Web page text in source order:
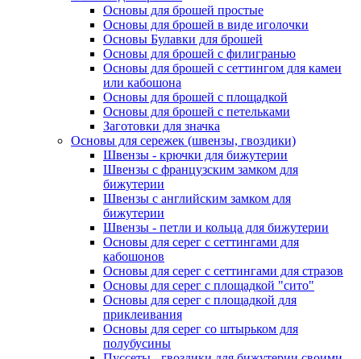
Основы для брошей простые
Основы для брошей в виде иголочки
Основы Булавки для брошей
Основы для брошей с филигранью
Основы для брошей с сеттингом для камеи
или кабошона
Основы для брошей с площадкой
Основы для брошей с петельками
Заготовки для значка
Основы для сережек (швензы, гвоздики)
Швензы - крючки для бижутерии
Швензы с французским замком для
бижутерии
Швензы с английским замком для
бижутерии
Швензы - петли и кольца для бижутерии
Основы для серег с сеттингами для
кабошонов
Основы для серег с сеттингами для стразов
Основы для серег с площадкой "сито"
Основы для серег с площадкой для
приклеивания
Основы для серег со штырьком для
полубусины